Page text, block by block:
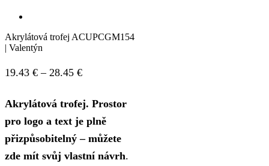
Akrylátová trofej ACUPCGM154
| Valentýn
19.43 € – 28.45 €Price
19.43 €
through
28.45 €
Akrylátová trofej. Prostor
pro logo a text je plně
přizpůsobitelný – můžete
zde mít svůj vlastní návrh.